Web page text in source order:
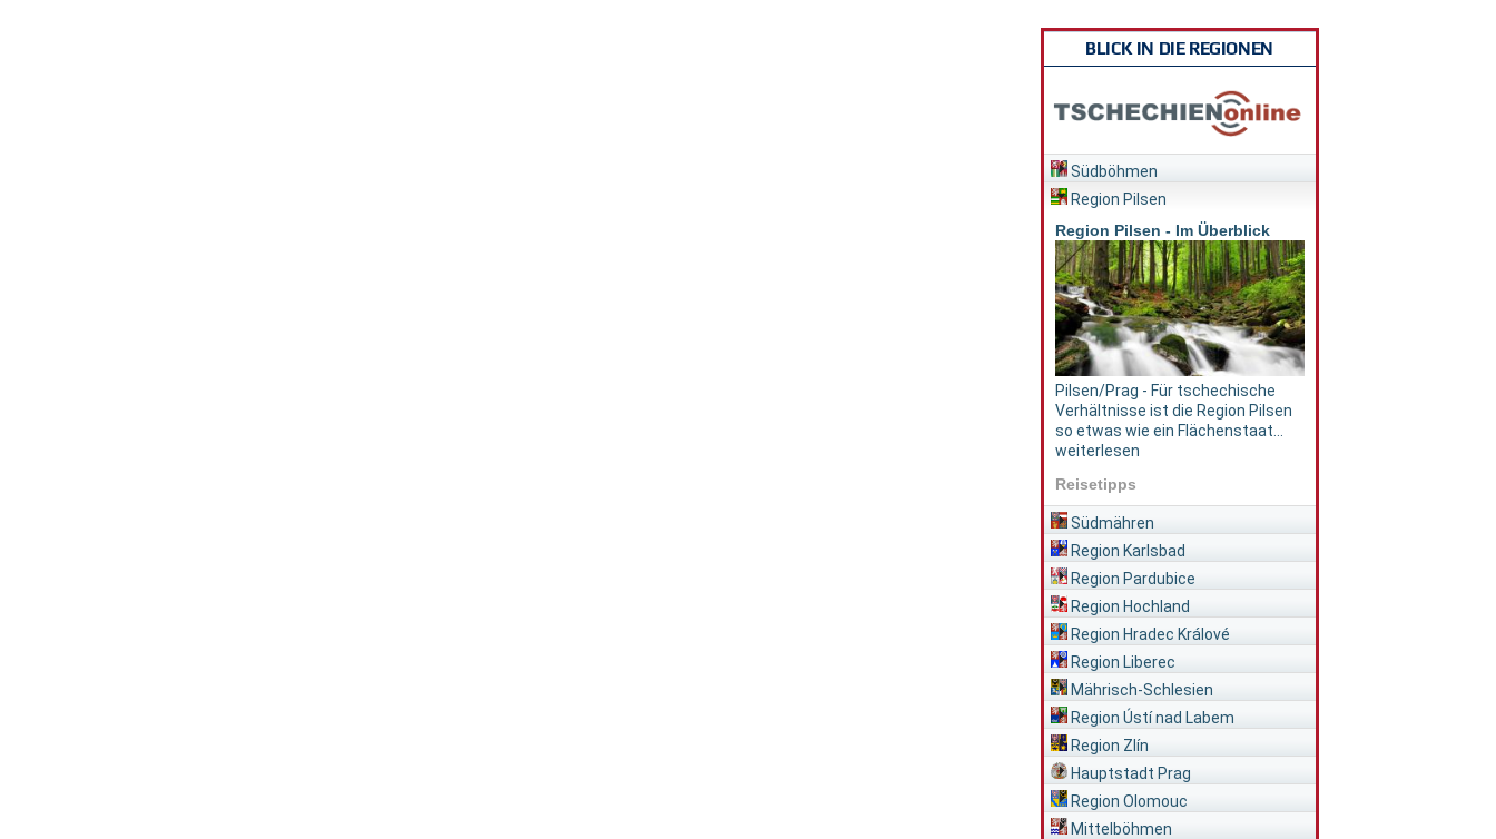
BLICK IN DIE REGIONEN
Südböhmen
Region Pilsen
Region Pilsen - Im Überblick
Pilsen/Prag - Für tschechische
Verhältnisse ist die Region Pilsen
so etwas wie ein Flächenstaat...
weiterlesen
Reisetipps
Südmähren
Region Karlsbad
Region Pardubice
Region Hochland
Region Hradec Králové
Region Liberec
Mährisch-Schlesien
Region Ústí nad Labem
Region Zlín
Hauptstadt Prag
Region Olomouc
Mittelböhmen